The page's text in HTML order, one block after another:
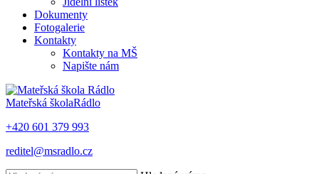
Dokumenty
Fotogalerie
Kontakty
Kontakty na MŠ
Napište nám
Mateřská školaRádlo
+420 601 379 993
reditel@msradlo.cz